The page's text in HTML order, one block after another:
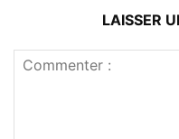
LAISSER